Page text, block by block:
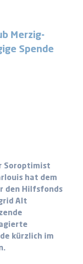
Merzig-
Spende
Soroptimist
hat dem
den Hilfsfonds
Alt
kürzlich im